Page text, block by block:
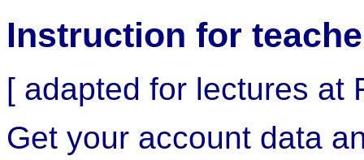
Instruction for
[ adapted for lectures at
Get your account data